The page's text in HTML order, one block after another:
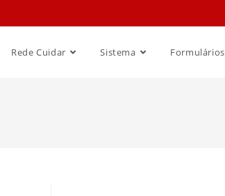
Rede Cuidar Sistema Formulários